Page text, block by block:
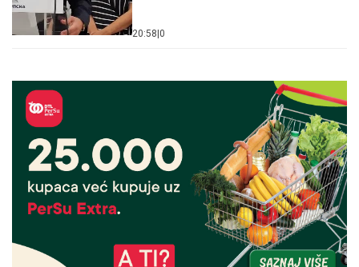
20:58 0